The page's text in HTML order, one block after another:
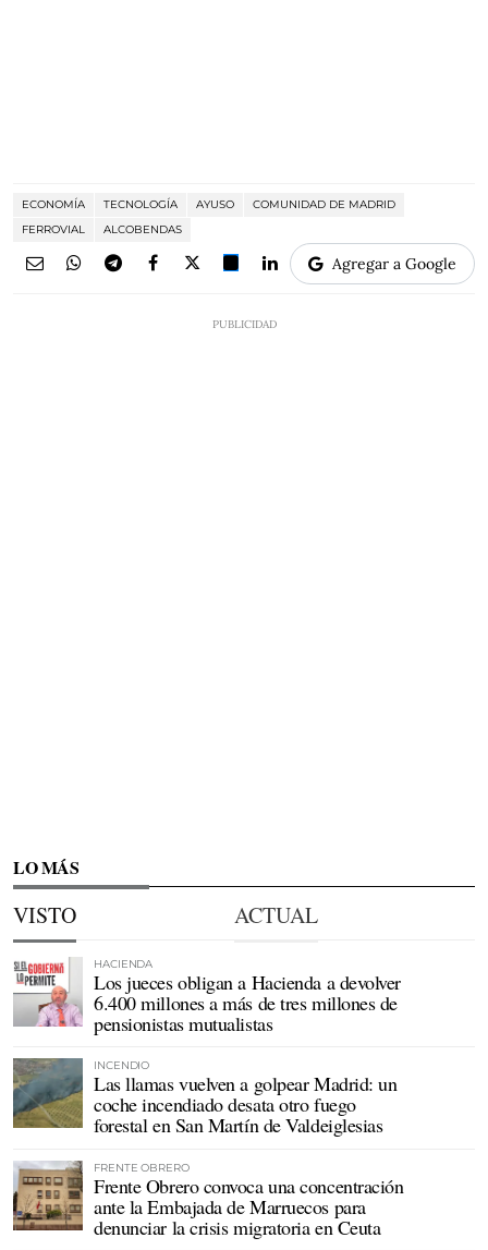
ECONOMÍA TECNOLOGÍA AYUSO
COMUNIDAD DE MADRID
FERROVIAL
ALCOBENDAS
Agregar a Google
LO MÁS
VISTO ACTUAL
HACIENDA
Los jueces obligan a Hacienda a devolver
6.400 millones a más de tres millones de
pensionistas mutualistas
INCENDIO
Las llamas vuelven a golpear Madrid: un
coche incendiado desata otro fuego
forestal en San Martín de Valdeiglesias
FRENTE OBRERO
Frente Obrero convoca una concentración
ante la Embajada de Marruecos para
denunciar la crisis migratoria en Ceuta